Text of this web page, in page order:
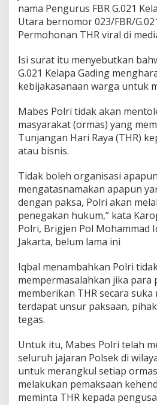
M
i
n
T
H
R
nama Pengurus FBR G.021
Utara bernomor 023/FBR/
Permohonan THR viral di
Isi surat itu menyebutkan
G.021 Kelapa Gading
kebijakasanaan warga untuk
Mabes Polri tidak akan
masyarakat (ormas) yang
Tunjangan Hari Raya (THR)
atau bisnis.
Tidak boleh organisasi
mengatasnamakan apapun
dengan paksa, Polri akan
penegakan hukum,” kata
Polri, Brigjen Pol Mohammad
Jakarta, belum lama ini
Iqbal menambahkan Polri
mempermasalahkan jika para
memberikan THR secara suka
terdapat unsur paksaan,
tegas.
Untuk itu, Mabes Polri telah
seluruh jajaran Polsek di
untuk merangkul setiap
melakukan pemaksaan
meminta THR kepada